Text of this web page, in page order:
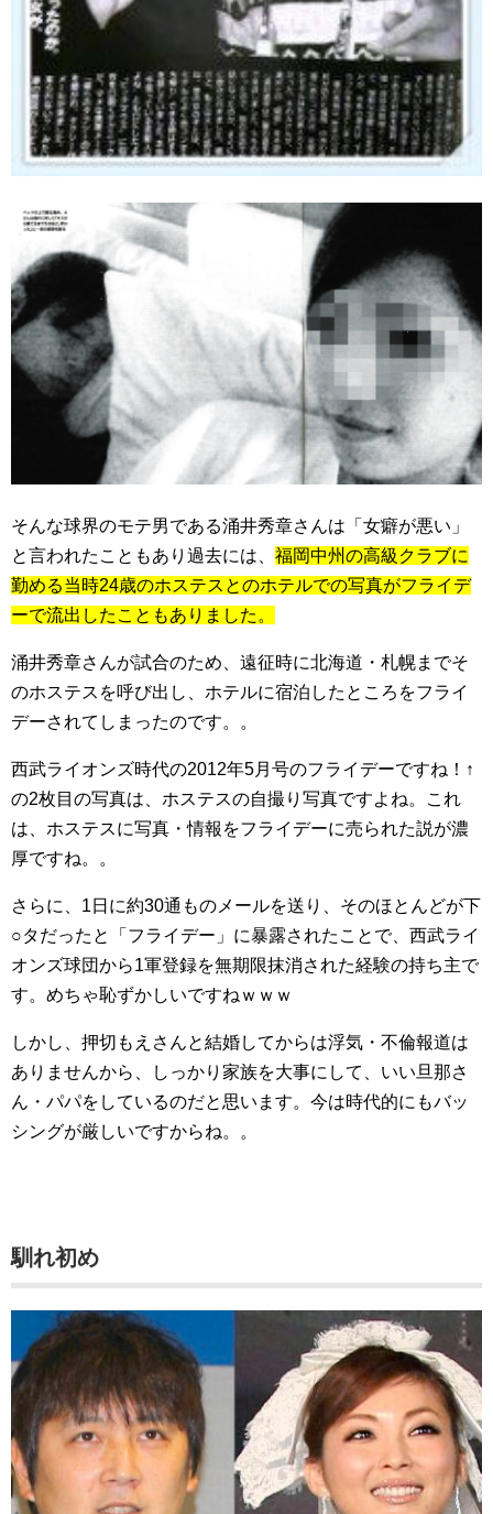
そんな球界のモテ男である涌井秀章さんは「 女癖が悪い」
と言われたこともあり過去には、 福岡中州の高級クラブに
勤める当時24歳のホステスとのホテルでの写真がフライデ
ーで流出したこともありました。
涌井秀章さんが試合のため、遠征時に北海道・札幌までそ
のホステスを呼び出し、ホテルに宿泊したところをフライ
デーされてしまったのです。。
西武ライオンズ時代の2012年5月号のフライデーですね！↑
の2枚目の写真は、ホステスの自撮り写真ですよね。これ
は、ホステスに写真・情報をフライデーに売られた説が濃
厚ですね。。
さらに、1日に約30通ものメールを送り、そのほとんどが下
○タだったと「フライデー」に暴露されたことで、西武ライ
オンズ球団から1軍登録を無期限抹消された経験の持ち主で
す。めちゃ恥ずかしいですねｗｗｗ
しかし、押切もえさんと結婚してからは浮気・不倫報道は
ありませんから、しっかり家族を大事にして、いい旦那さ
ん・パパをしているのだと思います。今は時代的にもバッ
シングが厳しいですからね。。
馴れ初め